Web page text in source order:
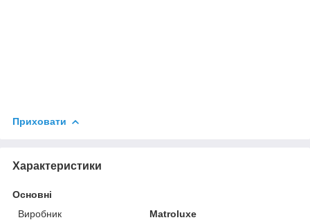
Приховати
Характеристики
Основні
Виробник
Matroluxe